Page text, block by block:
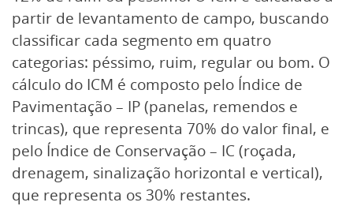
partir de levantamento de campo, buscando
classificar cada segmento em quatro
categorias: péssimo, ruim, regular ou bom. O
cálculo do ICM é composto pelo Índice de
Pavimentação – IP (panelas, remendos e
trincas), que representa 70% do valor final, e
pelo Índice de Conservação – IC (roçada,
drenagem, sinalização horizontal e vertical),
que representa os 30% restantes.